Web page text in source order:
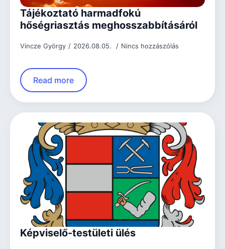
Tájékoztató harmadfokú
hőségriasztás meghosszabbításáról
Vincze György 2026.08.05. Nincs hozzászólás
Read more
Képviselő-testületi ülés